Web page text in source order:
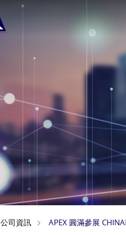
公司資訊 APEX 圓滿參展